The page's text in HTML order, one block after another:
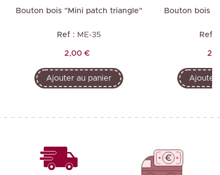
Bouton bois "Mini patch triangle"
Ref : ME-35
Prix
2,00 €
Ajouter au panier
Bouton bois
Ref :
Ajouter